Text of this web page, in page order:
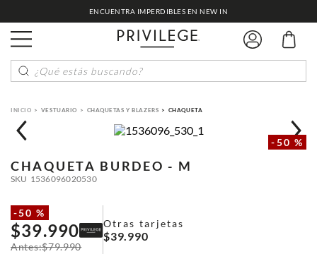
ENCUENTRA IMPERDIBLES EN NEW IN
¿Qué estás buscando?
VESTUARIO CHAQUETAS Y BLAZERS CHAQUETA
-50 %
CHAQUETA BURDEO - M
SKU 1536096020530
-50 %
$39.990
$79.990
Otras tarjetas
$39.990